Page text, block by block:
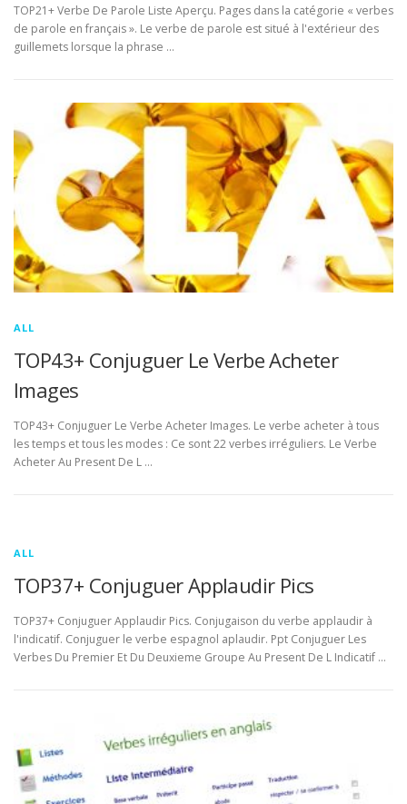
TOP21+ Verbe De Parole Liste Aperçu. Pages dans la catégorie « verbes
de parole en français ». Le verbe de parole est situé à l'extérieur des
guillemets lorsque la phrase …
ALL
TOP43+ Conjuguer Le Verbe Acheter
Images
TOP43+ Conjuguer Le Verbe Acheter Images. Le verbe acheter à tous
les temps et tous les modes : Ce sont 22 verbes irréguliers. Le Verbe
Acheter Au Present De L …
ALL
TOP37+ Conjuguer Applaudir Pics
TOP37+ Conjuguer Applaudir Pics. Conjugaison du verbe applaudir à
l'indicatif. Conjuguer le verbe espagnol aplaudir. Ppt Conjuguer Les
Verbes Du Premier Et Du Deuxieme Groupe Au Present De L Indicatif …